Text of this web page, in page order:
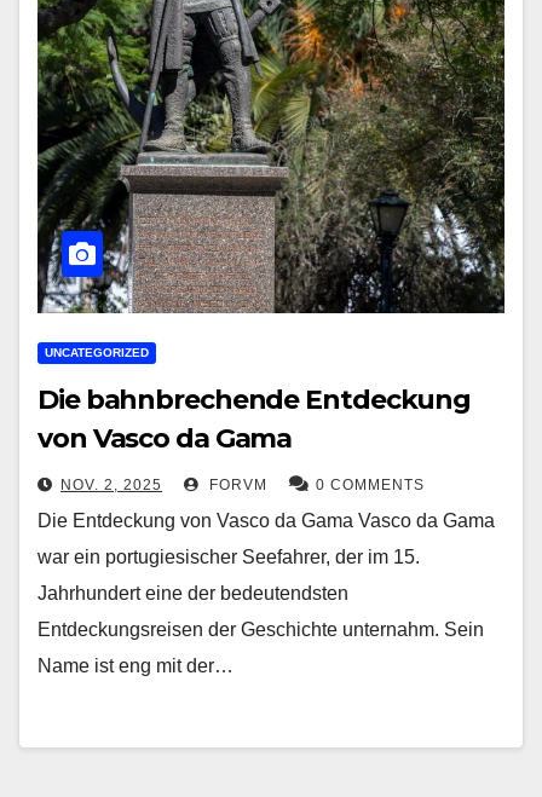
UNCATEGORIZED
Die bahnbrechende Entdeckung
von Vasco da Gama
NOV. 2, 2025 FORVM 0 COMMENTS
Die Entdeckung von Vasco da Gama Vasco da Gama
war ein portugiesischer Seefahrer, der im 15.
Jahrhundert eine der bedeutendsten
Entdeckungsreisen der Geschichte unternahm. Sein
Name ist eng mit der…